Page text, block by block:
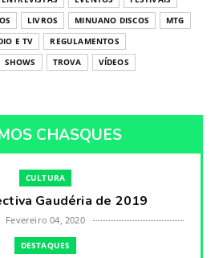
LIVROS MINUANO DISCOS
MTG
E TV
REGULAMENTOS
SHOWS TROVA VÍDEOS
CHASQUES
CULTURA
Gaudéria de 2019
Fevereiro 04, 2020
DESTAQUES